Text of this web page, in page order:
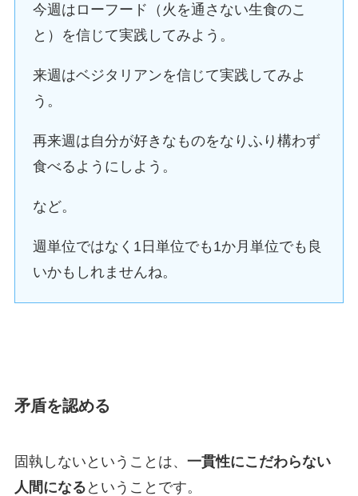
今週はローフード（火を通さない生食のこ
と）を信じて実践してみよう。
来週はベジタリアンを信じて実践してみよ
う。
再来週は自分が好きなものをなりふり構わず
食べるようにしよう。
など。
週単位ではなく1日単位でも1か月単位でも良
いかもしれませんね。
矛盾を認める
固執しないということは、 一貫性にこだわらない
人間になる ということです。